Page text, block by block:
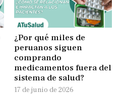
¿Por qué miles de
peruanos siguen
comprando
medicamentos fuera del
sistema de salud?
17 de junio de 2026